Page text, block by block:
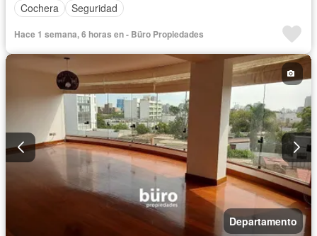
Cochera
Seguridad
Hace 1 semana, 6 horas en - Büro Propiedades
Departamento